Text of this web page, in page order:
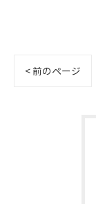
< 前のページ